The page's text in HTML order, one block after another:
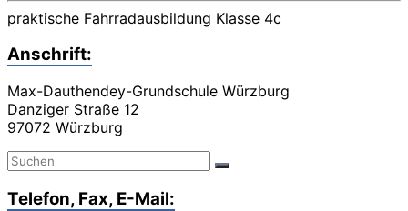
praktische Fahrradausbildung Klasse 4c
Anschrift:
Max-Dauthendey-Grundschule Würzburg
Danziger Straße 12
97072 Würzburg
Telefon, Fax, E-Mail: